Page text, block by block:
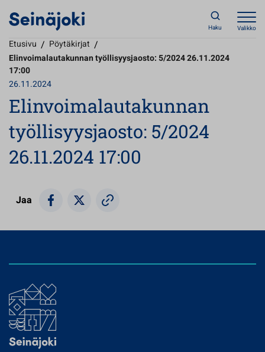
Haku Valikko
Etusivu / Pöytäkirjat /
Elinvoimalautakunnan työllisyysjaosto: 5/2024 26.11.2024
17:00
26.11.2024
Elinvoimalautakunnan
työllisyysjaosto: 5/2024
26.11.2024 17:00
Jaa